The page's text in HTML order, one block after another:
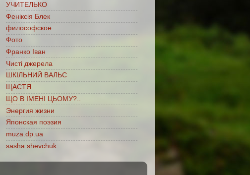
УЧИТЕЛЬКО
Феніксія Блек
философское
Фото
Франко Іван
Чисті джерела
ШКІЛЬНИЙ ВАЛЬС
ЩАСТЯ
ЩО В ІМЕНІ ЦЬОМУ?..
Энергия жизни
Японская поэзия
muza.dp.ua
sasha shevchuk